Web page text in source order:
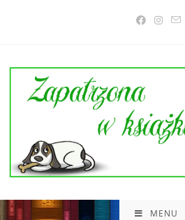
MENU